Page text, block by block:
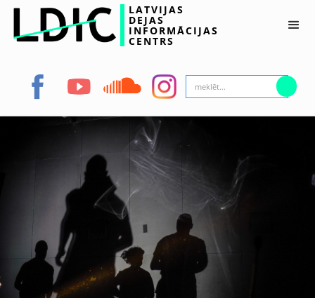
LATVIJAS
DEJAS
INFORMĀCIJAS
CENTRS